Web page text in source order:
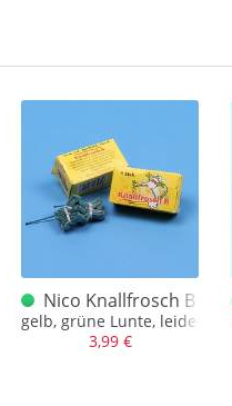
gemischt sortiert
D Böller oder andere
Nico Knallfrosch B
gelb, grüne Lunte, leider
3,99 €